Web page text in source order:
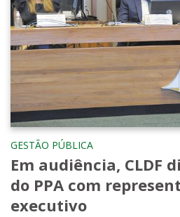
GESTÃO PÚBLICA
Em audiência, CLDF
do PPA com
executivo